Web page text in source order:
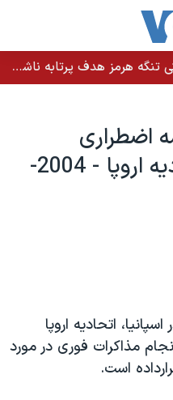
یک کشتی در آب‌های عمان در نزدیکی تنگه هرمز هدف پرتابه ناشناس قرار گرفت
اضطراری
مقامات امنيتی اتحاديه اروپا - 2004-
اتحاديه اروپا
مذاکرات فوری در مورد
است.